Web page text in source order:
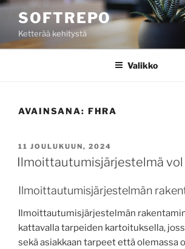
Siirry
sisältöönSOFTREPO
Ketterää kehitystä
Valikko
AVAINSANA: FHRA
JULKAISTU
11 JOULUKUUN, 2024
Ilmoittautumisjärjestelmä vol
Ilmoittautumisjärjestelmän
Ilmoittautumisjärjestelmän
kattavalla tarpeiden kartoituksella,
sekä asiakkaan tarpeet että olemassa